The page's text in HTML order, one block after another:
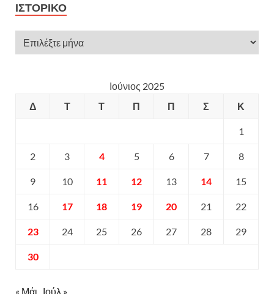
ΙΣΤΟΡΙΚΌ
Ιούνιος 2025
Δ
Τ Τ Π Π Σ Κ
1
2 3 4 5 6 7 8
9 10 11 12 13 14 15
16 17 18 19 20 21 22
23 24 25 26 27 28 29
30
« Μάι Ιούλ »